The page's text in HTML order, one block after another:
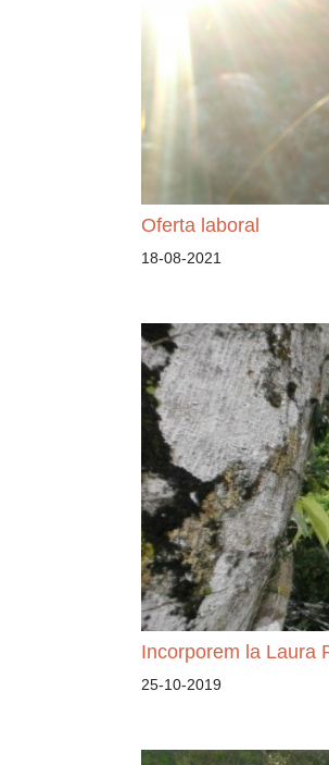
Oferta laboral
18-08-2021
Incorporem la Laura
25-10-2019